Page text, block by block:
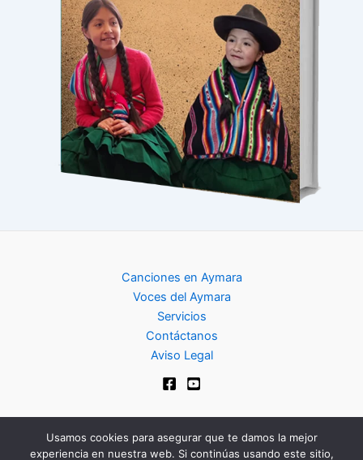
Canciones en Aymara
Voces del Aymara
Servicios
Contáctanos
Aviso Legal
Usamos cookies para asegurar que te damos la mejor
experiencia en nuestra web. Si continúas usando este sitio,